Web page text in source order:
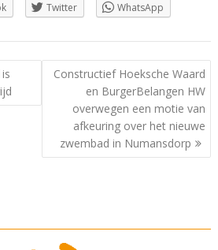
Twitter WhatsApp
Constructief Hoeksche Waard
en BurgerBelangen HW
overwegen een motie van
afkeuring over het nieuwe
zwembad in Numansdorp